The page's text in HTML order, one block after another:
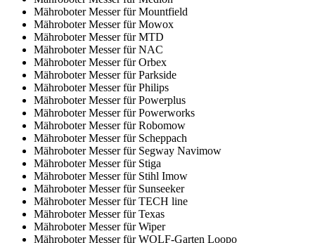
Mähroboter Messer für Mountfield
Mähroboter Messer für Mowox
Mähroboter Messer für MTD
Mähroboter Messer für NAC
Mähroboter Messer für Orbex
Mähroboter Messer für Parkside
Mähroboter Messer für Philips
Mähroboter Messer für Powerplus
Mähroboter Messer für Powerworks
Mähroboter Messer für Robomow
Mähroboter Messer für Scheppach
Mähroboter Messer für Segway Navimow
Mähroboter Messer für Stiga
Mähroboter Messer für Stihl Imow
Mähroboter Messer für Sunseeker
Mähroboter Messer für TECH line
Mähroboter Messer für Texas
Mähroboter Messer für Wiper
Mähroboter Messer für WOLF-Garten Loopo